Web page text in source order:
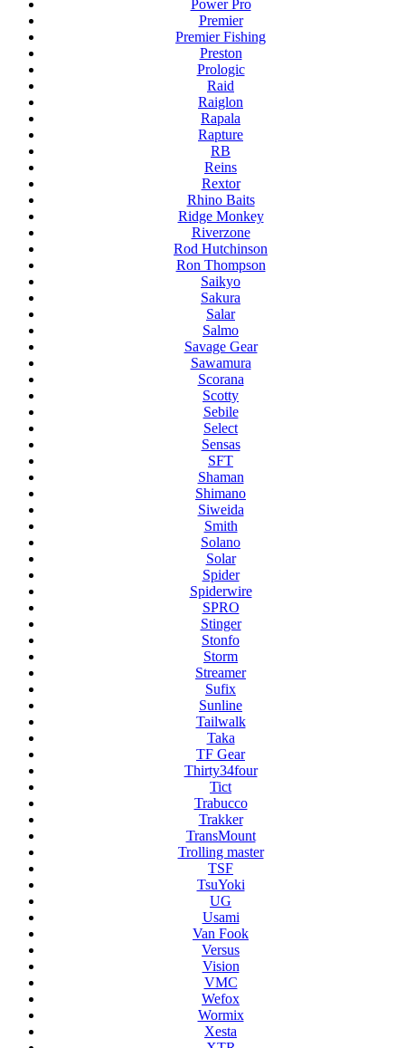
Power Pro
Premier
Premier Fishing
Preston
Prologic
Raid
Raiglon
Rapala
Rapture
RB
Reins
Rextor
Rhino Baits
Ridge Monkey
Riverzone
Rod Hutchinson
Ron Thompson
Saikyo
Sakura
Salar
Salmo
Savage Gear
Sawamura
Scorana
Scotty
Sebile
Select
Sensas
SFT
Shaman
Shimano
Siweida
Smith
Solano
Solar
Spider
Spiderwire
SPRO
Stinger
Stonfo
Storm
Streamer
Sufix
Sunline
Tailwalk
Taka
TF Gear
Thirty34four
Tict
Trabucco
Trakker
TransMount
Trolling master
TSF
TsuYoki
UG
Usami
Van Fook
Versus
Vision
VMC
Wefox
Wormix
Xesta